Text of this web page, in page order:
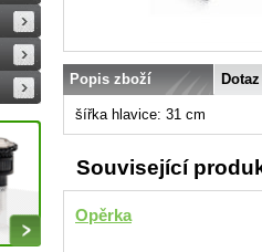
Popis zboží
šířka hlavice: 31 cm
Související
Opěrka